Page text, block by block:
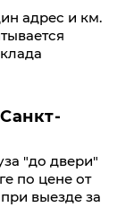
адрес и км.
"до двери"
по цене от
выезде за